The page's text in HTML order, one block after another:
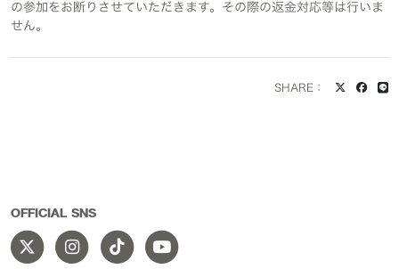
の参加をお断りさせていただきます。その際の返金対応等は行いま
せん。
SHARE：
OFFICIAL SNS